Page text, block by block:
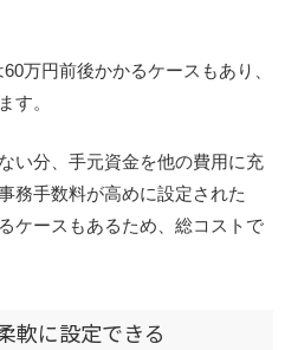
万円前後かかるケースもあり、
す。
い分、手元資金を他の費用に充
務手数料が高めに設定された
ケースもあるため、総コストで
軟に設定できる